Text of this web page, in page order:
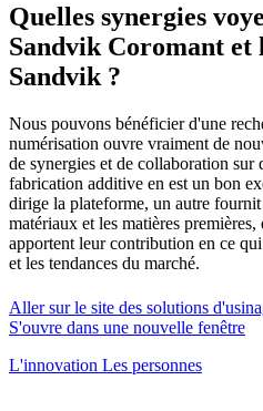
Quelles synergies
Sandvik Coromant et
Sandvik ?
Nous pouvons bénéficier d'une
numérisation ouvre vraiment de
de synergies et de collaboration sur
fabrication additive en est un bon
dirige la plateforme, un autre
matériaux et les matières
apportent leur contribution en ce
et les tendances du marché.
Aller sur le site des solutions
S'ouvre dans une nouvelle fenêtre
L'innovation Les personnes